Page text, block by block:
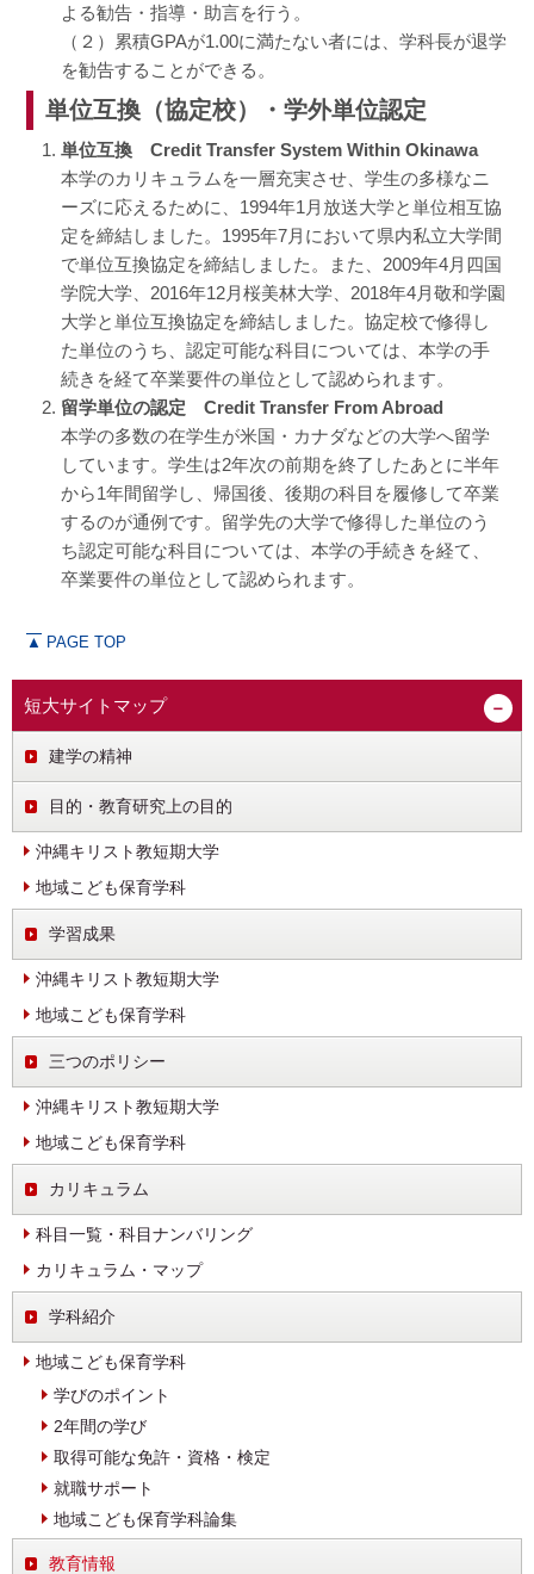
よる勧告・指導・助言を行う。
（２）累積GPAが1.00に満たない者には、学科長が退学
を勧告することができる。
単位互換（協定校）・学外単位認定
単位互換 Credit Transfer System Within Okinawa
本学のカリキュラムを一層充実させ、学生の多様なニ
ーズに応えるために、1994年1月放送大学と単位相互協
定を締結しました。1995年7月において県内私立大学間
で単位互換協定を締結しました。また、2009年4月四国
学院大学、2016年12月桜美林大学、2018年4月敬和学園
大学と単位互換協定を締結しました。協定校で修得し
た単位のうち、認定可能な科目については、本学の手
続きを経て卒業要件の単位として認められます。
留学単位の認定 Credit Transfer From Abroad
本学の多数の在学生が米国・カナダなどの大学へ留学
しています。学生は2年次の前期を終了したあとに半年
から1年間留学し、帰国後、後期の科目を履修して卒業
するのが通例です。留学先の大学で修得した単位のう
ち認定可能な科目については、本学の手続きを経て、
卒業要件の単位として認められます。
▲ PAGE TOP
短大サイトマップ
建学の精神
目的・教育研究上の目的
沖縄キリスト教短期大学
地域こども保育学科
学習成果
沖縄キリスト教短期大学
地域こども保育学科
三つのポリシー
沖縄キリスト教短期大学
地域こども保育学科
カリキュラム
科目一覧・科目ナンバリング
カリキュラム・マップ
学科紹介
地域こども保育学科
学びのポイント
2年間の学び
取得可能な免許・資格・検定
就職サポート
地域こども保育学科論集
教育情報